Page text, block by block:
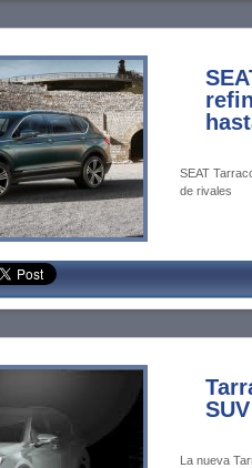
SEAT
de rivales
La nueva